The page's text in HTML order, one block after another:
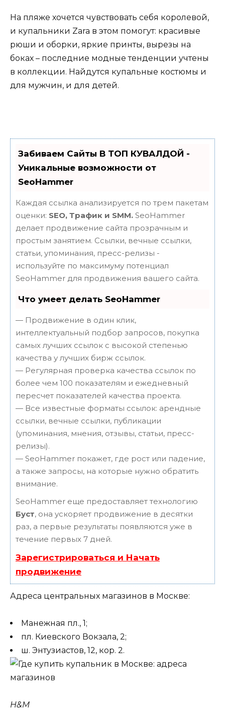
На пляже хочется чувствовать себя королевой,
и купальники Zara в этом помогут: красивые
рюши и оборки, яркие принты, вырезы на
боках – последние модные тенденции учтены
в коллекции. Найдутся купальные костюмы и
для мужчин, и для детей.
Забиваем Сайты В ТОП КУВАЛДОЙ -
Уникальные возможности от
SeoHammer
Каждая ссылка анализируется по трем пакетам
оценки: SEO, Трафик и SMM. SeoHammer
делает продвижение сайта прозрачным и
простым занятием. Ссылки, вечные ссылки,
статьи, упоминания, пресс-релизы -
используйте по максимуму потенциал
SeoHammer для продвижения вашего сайта.
Что умеет делать SeoHammer
— Продвижение в один клик,
интеллектуальный подбор запросов, покупка
самых лучших ссылок с высокой степенью
качества у лучших бирж ссылок.
— Регулярная проверка качества ссылок по
более чем 100 показателям и ежедневный
пересчет показателей качества проекта.
— Все известные форматы ссылок: арендные
ссылки, вечные ссылки, публикации
(упоминания, мнения, отзывы, статьи, пресс-
релизы).
— SeoHammer покажет, где рост или падение,
а также запросы, на которые нужно обратить
внимание.
SeoHammer еще предоставляет технологию
Буст, она ускоряет продвижение в десятки
раз, а первые результаты появляются уже в
течение первых 7 дней.
Зарегистрироваться и Начать
продвижение
Адреса центральных магазинов в Москве:
Манежная пл., 1;
пл. Киевского Вокзала, 2;
ш. Энтузиастов, 12, кор. 2.
H&M